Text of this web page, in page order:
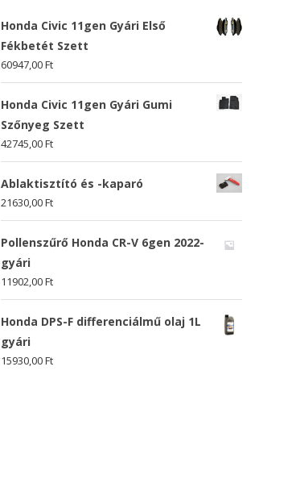
Honda Civic 11gen Gyári Első
Fékbetét Szett
60947,00Ft
Honda Civic 11gen Gyári Gumi
Szőnyeg Szett
42745,00Ft
Ablaktisztító és -kaparó
21630,00Ft
Pollenszűrő Honda CR-V 6gen 2022-
gyári
11902,00Ft
Honda DPS-F differenciálmű olaj 1L
gyári
15930,00Ft